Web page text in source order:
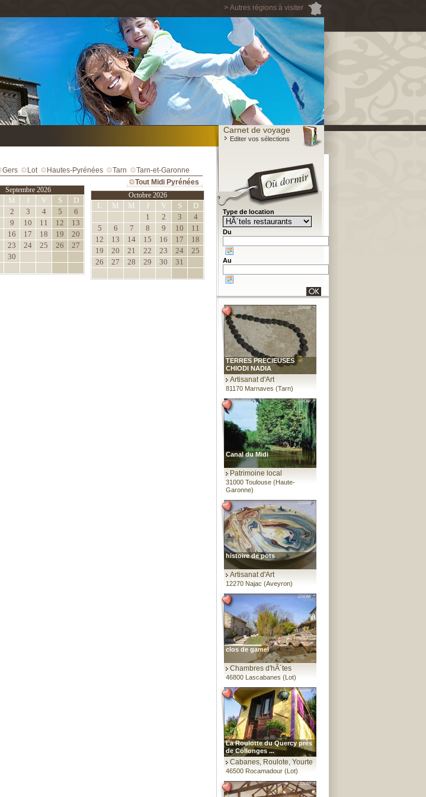
> Autres régions à visiter
Carnet de voyage
Editer vos sélections
Gers Lot Hautes-Pyrénées Tarn
Tarn-et-Garonne
Tout Midi Pyrénées
Septembre 2026
M J V S
D
2 3 4 5
6
9 10 11 12
13
16 17 18 19
20
23 24 25 26
27
30
Octobre 2026
L M M J V S
D
1
2 3
4
5
6 7 8 9 10
11
12
13 14 15 16 17
18
19
20 21 22 23 24
25
26
27 28 29 30 31
Type de location
Du
Au
TERRES PRECIEUSES
CHIODI NADIA
Artisanat d'Art
81170 Marnaves (Tarn)
Canal du Midi
Patrimoine local
31000 Toulouse (Haute-
Garonne)
histoire de pots
Artisanat d'Art
12270 Najac (Aveyron)
clos de gamel
Chambres d'hÃ´tes
46800 Lascabanes (Lot)
La Roulotte du Quercy près
de Collonges ...
Cabanes, Roulote, Yourte
46500 Rocamadour (Lot)